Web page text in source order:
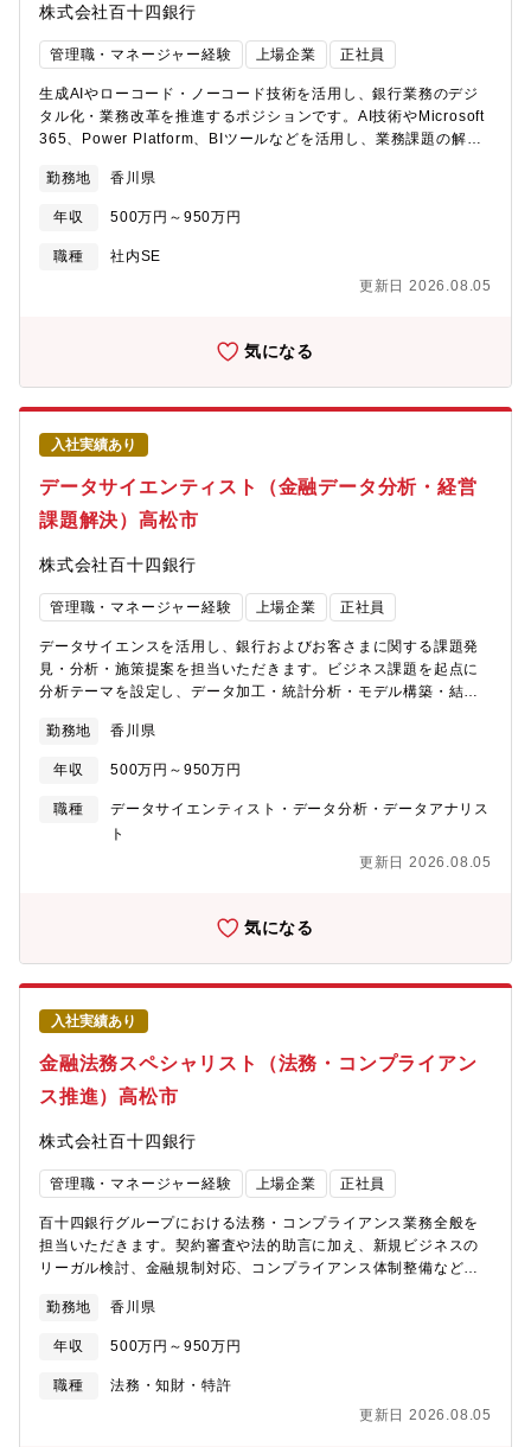
して成長できます。★金融×データという市場価値の高い専門領
域。金融機関が保有する大量かつ多様なデータを扱い、データ活
用による業務改革や顧客体験向上に貢献が可能です。★安定した
社の事業課題に向き合いながら、中長期的なデータ基盤づくりに
取り組める環境です。
株式会社百十四銀行
管理職・マネージャー経験 上場企業 正社員
生成AIやローコード・ノーコード技術を活用し、銀行業務のデジ
タル化・業務改革を推進するポジションです。AI技術やMicrosoft
365、Power Platform、BIツールなどを活用し、業務課題の解決
成AI活用推進】■生成AI・AIエージェント活用施策の企画■AI活用
による業務改善提案■AI関連ツールの導入・展開【内製開発・業務
自動化】■Power Automate等を活用した業務ワークフロー改善■
ローコード／ノーコード開発による業務アプリ作成■PoC企画・推
データ分析結果の可視化■レポート作成・運用改善【DXプロジェ
関係者調整■活用促進・社内展開※最新デジタル技術を活用し、銀
行業務の変革を推進するDX実装ポジションです。ーーーーーーー
ーーーーーーーーーー【魅力】★最新AI技術を実業務へ落とし込
む経験が積めます。生成AI、Python、Microsoft 365、Power
Platform、BIツールなどを活用し、実際の銀行業務におけるAI活
用・自動化施策を推進します。★内製開発によるDX推進に挑戦が
可能です。外部ベンダー依存ではなく、ローコード・ノーコード
ツールを活用した内製開発力の強化を進めています。アイデアを
スピーディーに形にし、業務改善につなげられる環境です。★技
連携し、課題整理、要件定義、導入推進まで担います。エンジニ
アリングスキルと業務改善力を掛け合わせたDX人材としての成長
が可能。★金融×AIという成長領域に挑戦できます。金融機関が保
顧客体験や業務効率化を実現する、将来性の高い領域です。
勤務地 香川県
年収 500万円～950万円
職種
社内SE
更新日 2026.08.05
気になる
入社実績あり
データサイエンティスト（金融データ分析・経営
課題解決）高松市
株式会社百十四銀行
管理職・マネージャー経験 上場企業 正社員
データサイエンスを活用し、銀行およびお客さまに関する課題発
見・分析・施策提案を担当いただきます。ビジネス課題を起点に
分析テーマを設定し、データ加工・統計分析・モデル構築・結果
ーマ設計】■業務課題・顧客課題の把握■優先度の高い分析テーマ
選定■分析方針・仮説設計【データ分析・モデリング】■データ収
集・加工■データ集計・可視化■統計分析■SAS・Pythonを活用し
たモデル作成【分析結果の活用】■分析結果のレポーティング■関
係部署への提案■施策実行支援■効果検証※データ分析を通じて、
す。ーーーーーーーーーーーーーーーーーーーーー【魅力】★分
析テーマ選定、データ加工、モデル構築、結果報告、施策実行・
効果検証まで一連のプロセスを担当いただきます。ビジネス成果
につながるデータ活用を実践できます。★金融×データサイエンス
という希少領域で専門性を高められます。金融業界特有の大量か
つ多様なデータを扱いながら、統計解析・機械学習・データ可視
化などのスキルを活かせます。★経営・営業部門と近い距離で分
析可能。分析結果を単にレポートするだけではなく、各部門と連
携しながら課題解決策を提案いただきます。データサイエンスと
ビジネス両面の経験を積むことができます。★地方銀行の変革を
換を進める中核人材として、銀行全体の意思決定高度化に関われ
勤務地 香川県
年収 500万円～950万円
職種
データサイエンティスト・データ分析・データアナリス
ト
更新日 2026.08.05
気になる
入社実績あり
金融法務スペシャリスト（法務・コンプライアン
ス推進）高松市
株式会社百十四銀行
管理職・マネージャー経験 上場企業 正社員
百十四銀行グループにおける法務・コンプライアンス業務全般を
担当いただきます。契約審査や法的助言に加え、新規ビジネスの
リーガル検討、金融規制対応、コンプライアンス体制整備など、
的に、【金融法務・契約対応】■契約書レビュー・ドラフト作成■
各種取引スキームの法的整理■新規サービス・提携案件のリーガル
チェック【コンプライアンス体制整備】■社内規程・管理体制の企
画運用■コンプライアンス施策の推進■ガバナンス強化対応【金融
への対応■法務リスク管理【外部専門家連携】■外部弁護士との調
勤務地 香川県
年収 500万円～950万円
職種
法務・知財・特許
更新日 2026.08.05